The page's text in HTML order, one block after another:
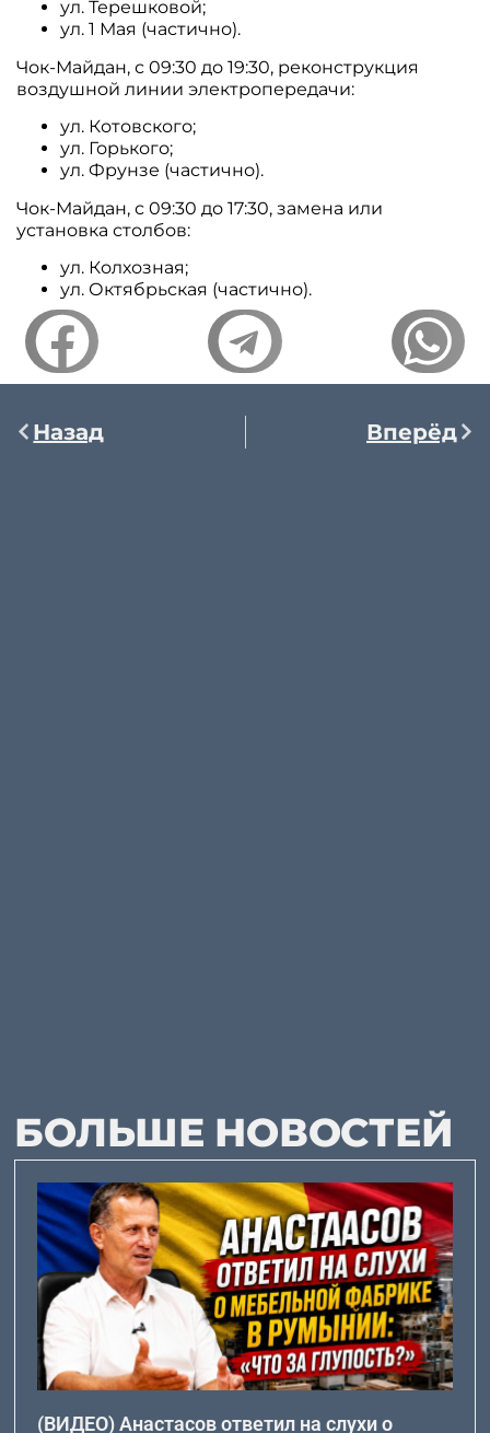
ул. Терешковой;
ул. 1 Мая (частично).
Чок-Майдан, с 09:30 до 19:30, реконструкция
воздушной линии электропередачи:
ул. Котовского;
ул. Горького;
ул. Фрунзе (частично).
Чок-Майдан, с 09:30 до 17:30, замена или
установка столбов:
ул. Колхозная;
ул. Октябрьская (частично).
Назад Вперёд
БОЛЬШЕ НОВОСТЕЙ
(ВИДЕО) Анастасов ответил на слухи о